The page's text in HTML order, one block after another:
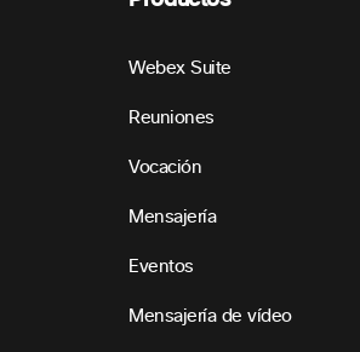
Webex Suite
Reuniones
Vocación
Mensajería
Eventos
Mensajería de vídeo